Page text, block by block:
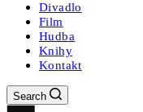
Divadlo
Film
Hudba
Knihy
Kontakt
Search